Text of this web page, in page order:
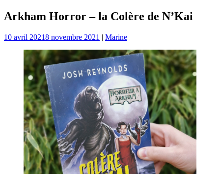
Arkham Horror – la Colère de N’Kai
10 avril 20218 novembre 2021 | Marine